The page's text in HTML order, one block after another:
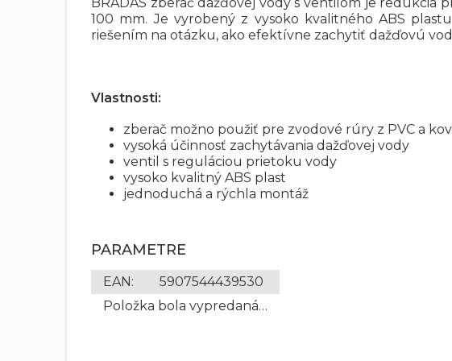
100 mm. Je vyrobený z vysoko kvalitného ABS
riešením na otázku, ako efektívne zachytiť dažďovú
Vlastnosti:
zberač možno použiť pre zvodové rúry z PVC a
vysoká účinnosť zachytávania dažďovej vody
ventil s reguláciou prietoku vody
vysoko kvalitný ABS plast
jednoduchá a rýchla montáž
PARAMETRE
EAN:
5907544439530
Položka bola vypredaná…